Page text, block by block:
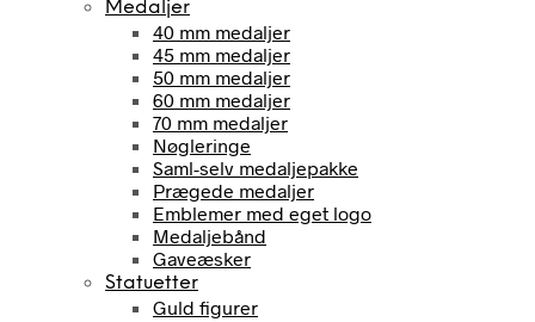
Medaljer
40 mm medaljer
45 mm medaljer
50 mm medaljer
60 mm medaljer
70 mm medaljer
Nøgleringe
Saml-selv medaljepakke
Prægede medaljer
Emblemer med eget logo
Medaljebånd
Gaveæsker
Statuetter
Guld figurer